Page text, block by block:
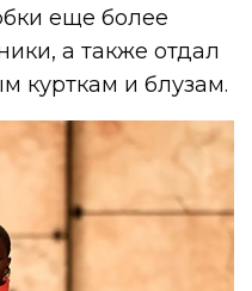
еще более
а также отдал
курткам и блузам.